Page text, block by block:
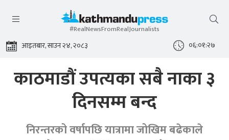
#RealNewsFromRealJournalists
आइतबार, साउन २४, २०८३ ०६:०१:२७
काठमाडौं उपत्यका सबै नाका ३
दिनसम्म बन्द
निरन्तरको वर्षापछि यात्रामा जोखिम बढेकाले